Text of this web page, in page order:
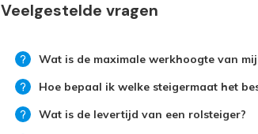
Veelgestelde vragen
Wat is de maximale werkhoogte van
Hoe bepaal ik welke steigermaat het
Wat is de levertijd van een rolsteiger?